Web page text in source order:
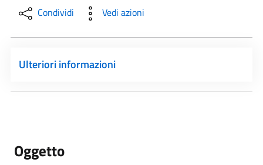
Condividi Vedi azioni
Ulteriori informazioni
Oggetto